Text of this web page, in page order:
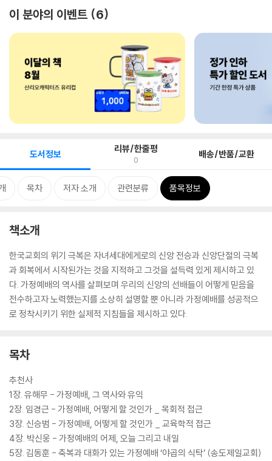
이 분야의 이벤트 6
도서정보 리뷰/한줄평
0 배송/반품/교환
목차 저자 소개 관련분류 품목정보
책소개
한국교회의 위기 극복은 자녀세대에게로의 신앙 전승과 신앙단절의 극복
과 회복에서 시작된가는 것을 지적하고 그것을 설득력 있게 제시하고 있
다. 가정예배의 역사를 살펴보며 우리의 신앙의 선배들이 어떻게 믿음을
전수하고자 노력했는지를 소상히 설명할 뿐 아니라 가정예배를 성공적으
로 정착시키기 위한 실제적 지침들을 제시하고 있다.
목차
추천사
1장. 유해무 - 가정예배, 그 역사와 유익
2장. 임경근 - 가정예배, 어떻게 할 것인가 _ 목회적 접근
3장. 신승범 - 가정예배, 어떻게 할 것인가 _ 교육학적 접근
4장. 박신웅 - 가정예배의 어제, 오늘 그리고 내일
5장. 김동훈 - 축복과 대화가 있는 가정예배 ‘야곱의 식탁’ (송도제일교회)